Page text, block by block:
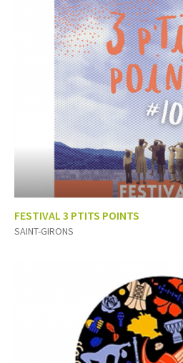
FESTIVAL 3 PTITS POINTS
SAINT-GIRONS